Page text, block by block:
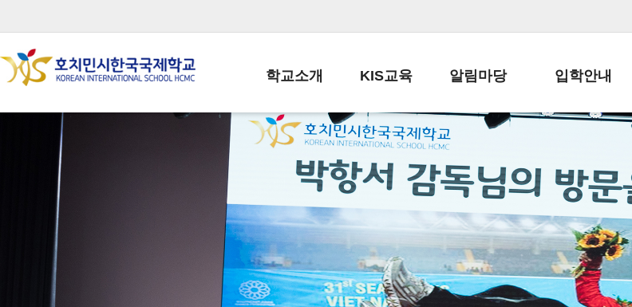
학교소개
학교장인사말
학교상징
학교연혁
교직원현황
학생현황
KIS교육
교육목표
학사일정
일과시간표
성과평가자료
알림마당
공지사항
납부금 안내
스쿨버스 운행 안내
급식안내
서식자료실
입학안내
전-편입 서류양식
입학금/수업료
교복구입안내